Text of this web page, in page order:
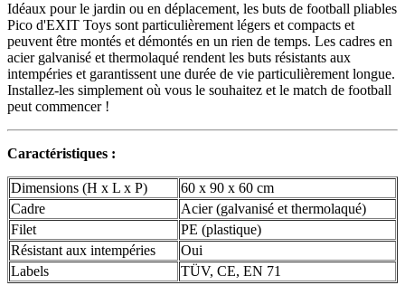
Idéaux pour le jardin ou en déplacement, les buts de football pliables
Pico d'EXIT Toys sont particulièrement légers et compacts et
peuvent être montés et démontés en un rien de temps. Les cadres en
acier galvanisé et thermolaqué rendent les buts résistants aux
intempéries et garantissent une durée de vie particulièrement longue.
Installez-les simplement où vous le souhaitez et le match de football
peut commencer !
Caractéristiques :
Dimensions (H x L x P)
60 x 90 x 60 cm
Cadre
Acier (galvanisé et thermolaqué)
Filet
PE (plastique)
Résistant aux intempéries
Oui
Labels
TÜV, CE, EN 71